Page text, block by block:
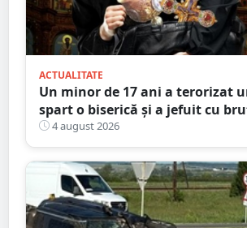
ACTUALITATE
Un minor de 17 ani a terorizat
spart o biserică și a jefuit cu
bătrână de 80 de ani
4 august 2026